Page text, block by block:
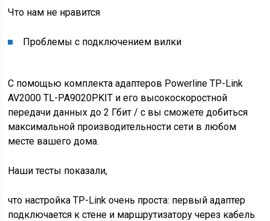
Что нам не нравится
Проблемы с подключением вилки
С помощью комплекта адаптеров Powerline TP-Link
AV2000 TL-PA9020PKIT и его высокоскоростной
передачи данных до 2 Гбит / с вы сможете добиться
максимальной производительности сети в любом
месте вашего дома.
Наши тесты показали,
что настройка TP-Link очень проста: первый адаптер
подключается к стене и маршрутизатору через кабель